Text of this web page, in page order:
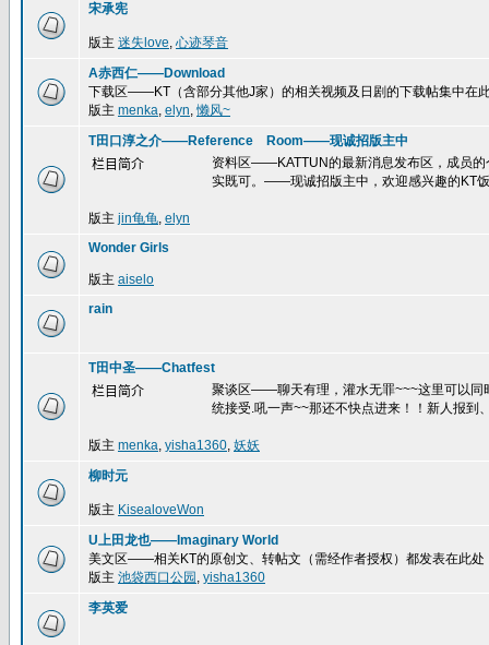
宋承宪
版主 迷失love, 心迹琴音
A赤西仁——Download
下载区——KT（含部分其他J家）的相关视频及日剧的下载帖集中在
版主 menka, elyn,懒风~
T田口淳之介——Reference Room——现诚招版主中
栏目简介
资料区——KATTUN的最新消息发布区，成员的
实既可。——现诚招版主中，欢迎感兴趣的KT
版主 jin龟龟, elyn
Wonder Girls
版主 aiselo
rain
T田中圣——Chatfest
栏目简介
聚谈区——聊天有理，灌水无罪~~~这里可以同
统接受.吼一声~~那还不快点进来！！新人报到
版主 menka, yisha1360, 妖妖
柳时元
版主 KisealoveWon
U上田龙也——Imaginary World
美文区——相关KT的原创文、转帖文（需经作者授权）都发表在此
版主 池袋西口公园 , yisha1360
李英爱